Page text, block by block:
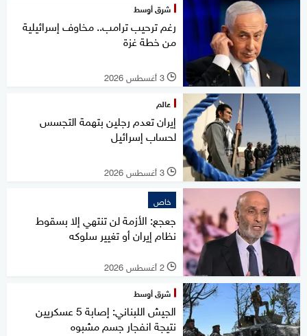
شرق أوسط
رغم ترحيب ترامب.. مخاوف إسرائيلية
من خطة غزة
l 3 أغسطس 2026
عالم
إيران تعدم رجلين بتهمة التجسس
لحساب إسرائيل
l 3 أغسطس 2026
خاص
جعجع: الأزمة لن تنتهي إلا بسقوط
نظام إيران أو تغيير سلوكه
l 2 أغسطس 2026
شرق أوسط
الجيش اللبناني: إصابة 5 عسكريين
نتيجة انفجار جسم مشبوه